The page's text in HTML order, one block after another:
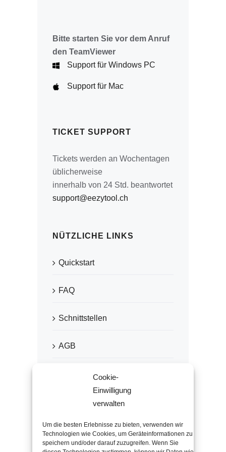
Cookie-
Einwilligung
verwalten
Um die besten Erlebnisse zu bieten, verwenden wir
Technologien wie Cookies, um Geräteinformationen zu
speichern und/oder darauf zuzugreifen. Wenn Sie
Bitte starten Sie vor dem Anruf
den TeamViewer
Support für Windows PC
Support für Mac
TICKET SUPPORT
Tickets werden an Wochentagen
üblicherweise
innerhalb von 24 Std. beantwortet
support@eezytool.ch
NÜTZLICHE LINKS
Quickstart
FAQ
Schnittstellen
AGB
Datenschutz
Impressum
EMPFOHLEN VON